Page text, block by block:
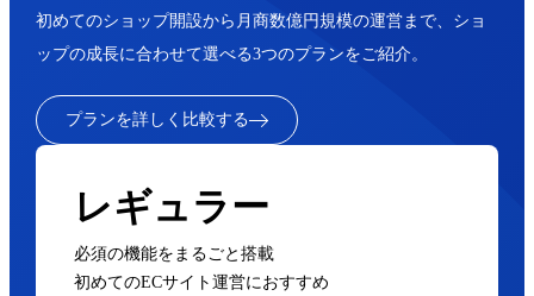
初めてのショップ開設から月商数億円規模の運営まで、ショ
ップの成長に合わせて選べる3つのプランをご紹介。
プランを詳しく比較する
レギュラー
必須の機能をまるごと搭載
初めてのECサイト運営におすすめ